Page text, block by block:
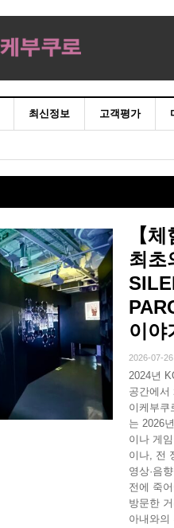
최신정보 고객평가
【
최초
이야
2026-07-26
2024년
공간에서
이케부쿠
는 2026
이나 게
이나, 전
영상·음
전에 죽
방문한
아내와의